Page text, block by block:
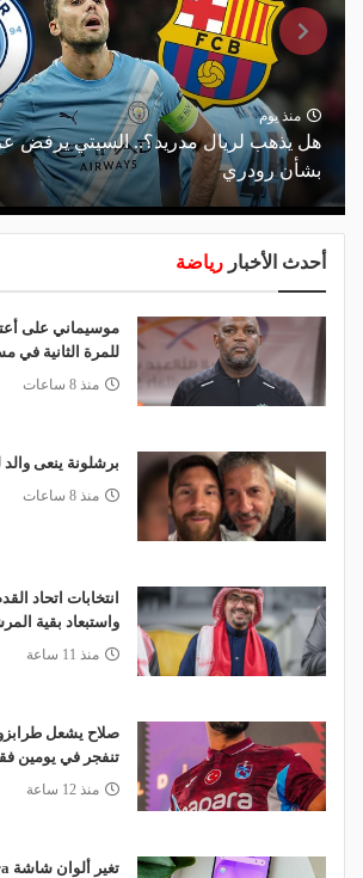
منذ يوم
هل يذهب لريال مدريد؟.. السيتي يرفض
بشأن رودري
أحدث الأخبار رياضة
موسيماني على
للمرة الثانية في
منذ 8 ساعات
برشلونة ينعى
منذ 8 ساعات
انتخابات اتحاد
واستبعاد بقية
منذ 11 ساعة
صلاح يشعل
تنفجر في يومين
منذ 12 ساعة